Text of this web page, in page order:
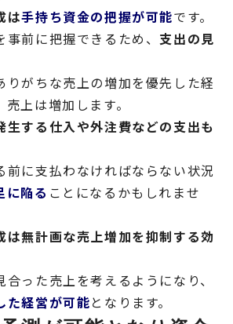
は手持ち資金の把握が可能です。
事前に把握できるため、支出の見
りがちな売上の増加を優先した経
上は増加します。
生する仕入や外注費などの支出も
前に支払わなければならない状況
に陥る ことになるかもしれませ
は無計画な売上増加を抑制する効
った売上を考えるようになり、
た経営が可能となります。